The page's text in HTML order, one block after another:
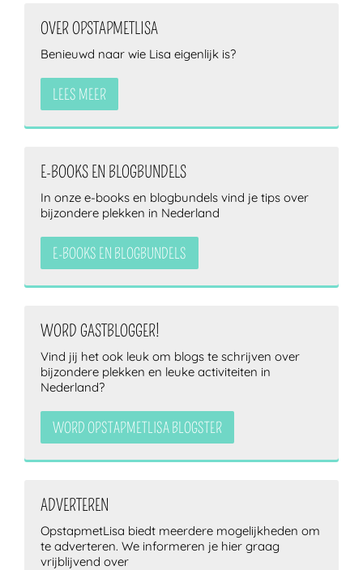
OVER OPSTAPMETLISA
Benieuwd naar wie Lisa eigenlijk is?
LEES MEER
E-BOOKS EN BLOGBUNDELS
In onze e-books en blogbundels vind je tips over
bijzondere plekken in Nederland
E-BOOKS EN BLOGBUNDELS
WORD GASTBLOGGER!
Vind jij het ook leuk om blogs te schrijven over
bijzondere plekken en leuke activiteiten in
Nederland?
WORD OPSTAPMETLISA BLOGSTER
ADVERTEREN
OpstapmetLisa biedt meerdere mogelijkheden om
te adverteren. We informeren je hier graag
vrijblijvend over